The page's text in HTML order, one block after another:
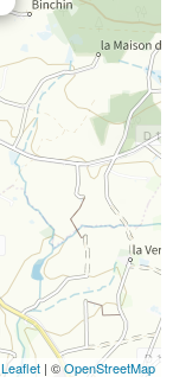
Leaflet | ©OpenStreetMap